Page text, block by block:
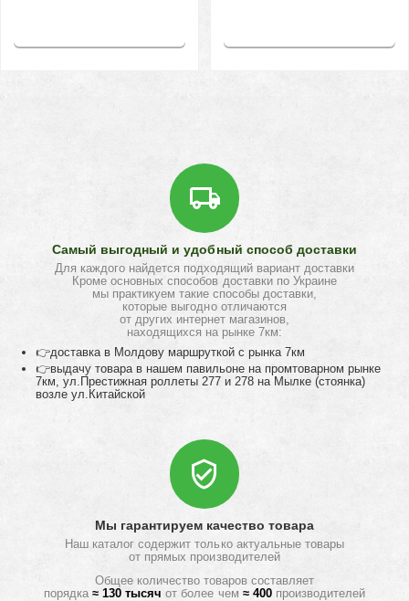
Самый выгодный и удобный способ доставки
Для каждого найдется подходящий вариант доставки
Кроме основных способов доставки по Украине
мы практикуем такие способы доставки,
которые выгодно отличаются
от других интернет магазинов,
находящихся на рынке 7км:
👉доставка в Молдову маршруткой с рынка 7км
👉выдачу товара в нашем павильоне на промтоварном рынке
7км, ул.Престижная роллеты 277 и 278 на Мылке (стоянка)
возле ул.Китайской
Мы гарантируем качество товара
Наш каталог содержит только актуальные товары
от прямых производителей
Общее количество товаров составляет
порядка≈ 130 тысяч от более чем ≈ 400 производителей